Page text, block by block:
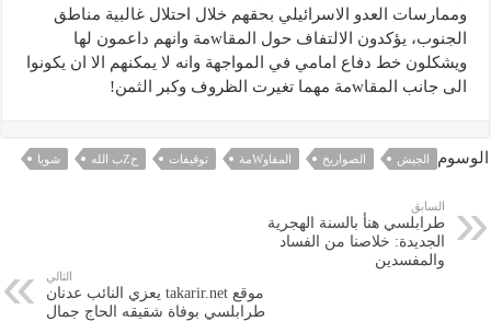
وممارسات العدو الاسرائيلي بحقهم خلال احتلال غالبية مناطق
الجنوب، يؤكدون الالتفاف حول المقاwمة وانهم داعمون لها
ويشكلون خط دفاع امامي في المواجهة وانه لا يمكنهم الا ان يكونوا
الى جانب المقاwمة مهما تغيرت الظروف وكبر الثمن!
الوسوم الجيش الصواريخ المقاوWمة توقيفات حZب الله شويا
السابق
طرابلسي هنأ بالسنة الهجرية
الجديدة: خلاصنا من الفساد
والمفسدين
التالي
موقع takarir.net يعزي النائب عدنان
طرابلسي بوفاة شقيقه الحاج جمال